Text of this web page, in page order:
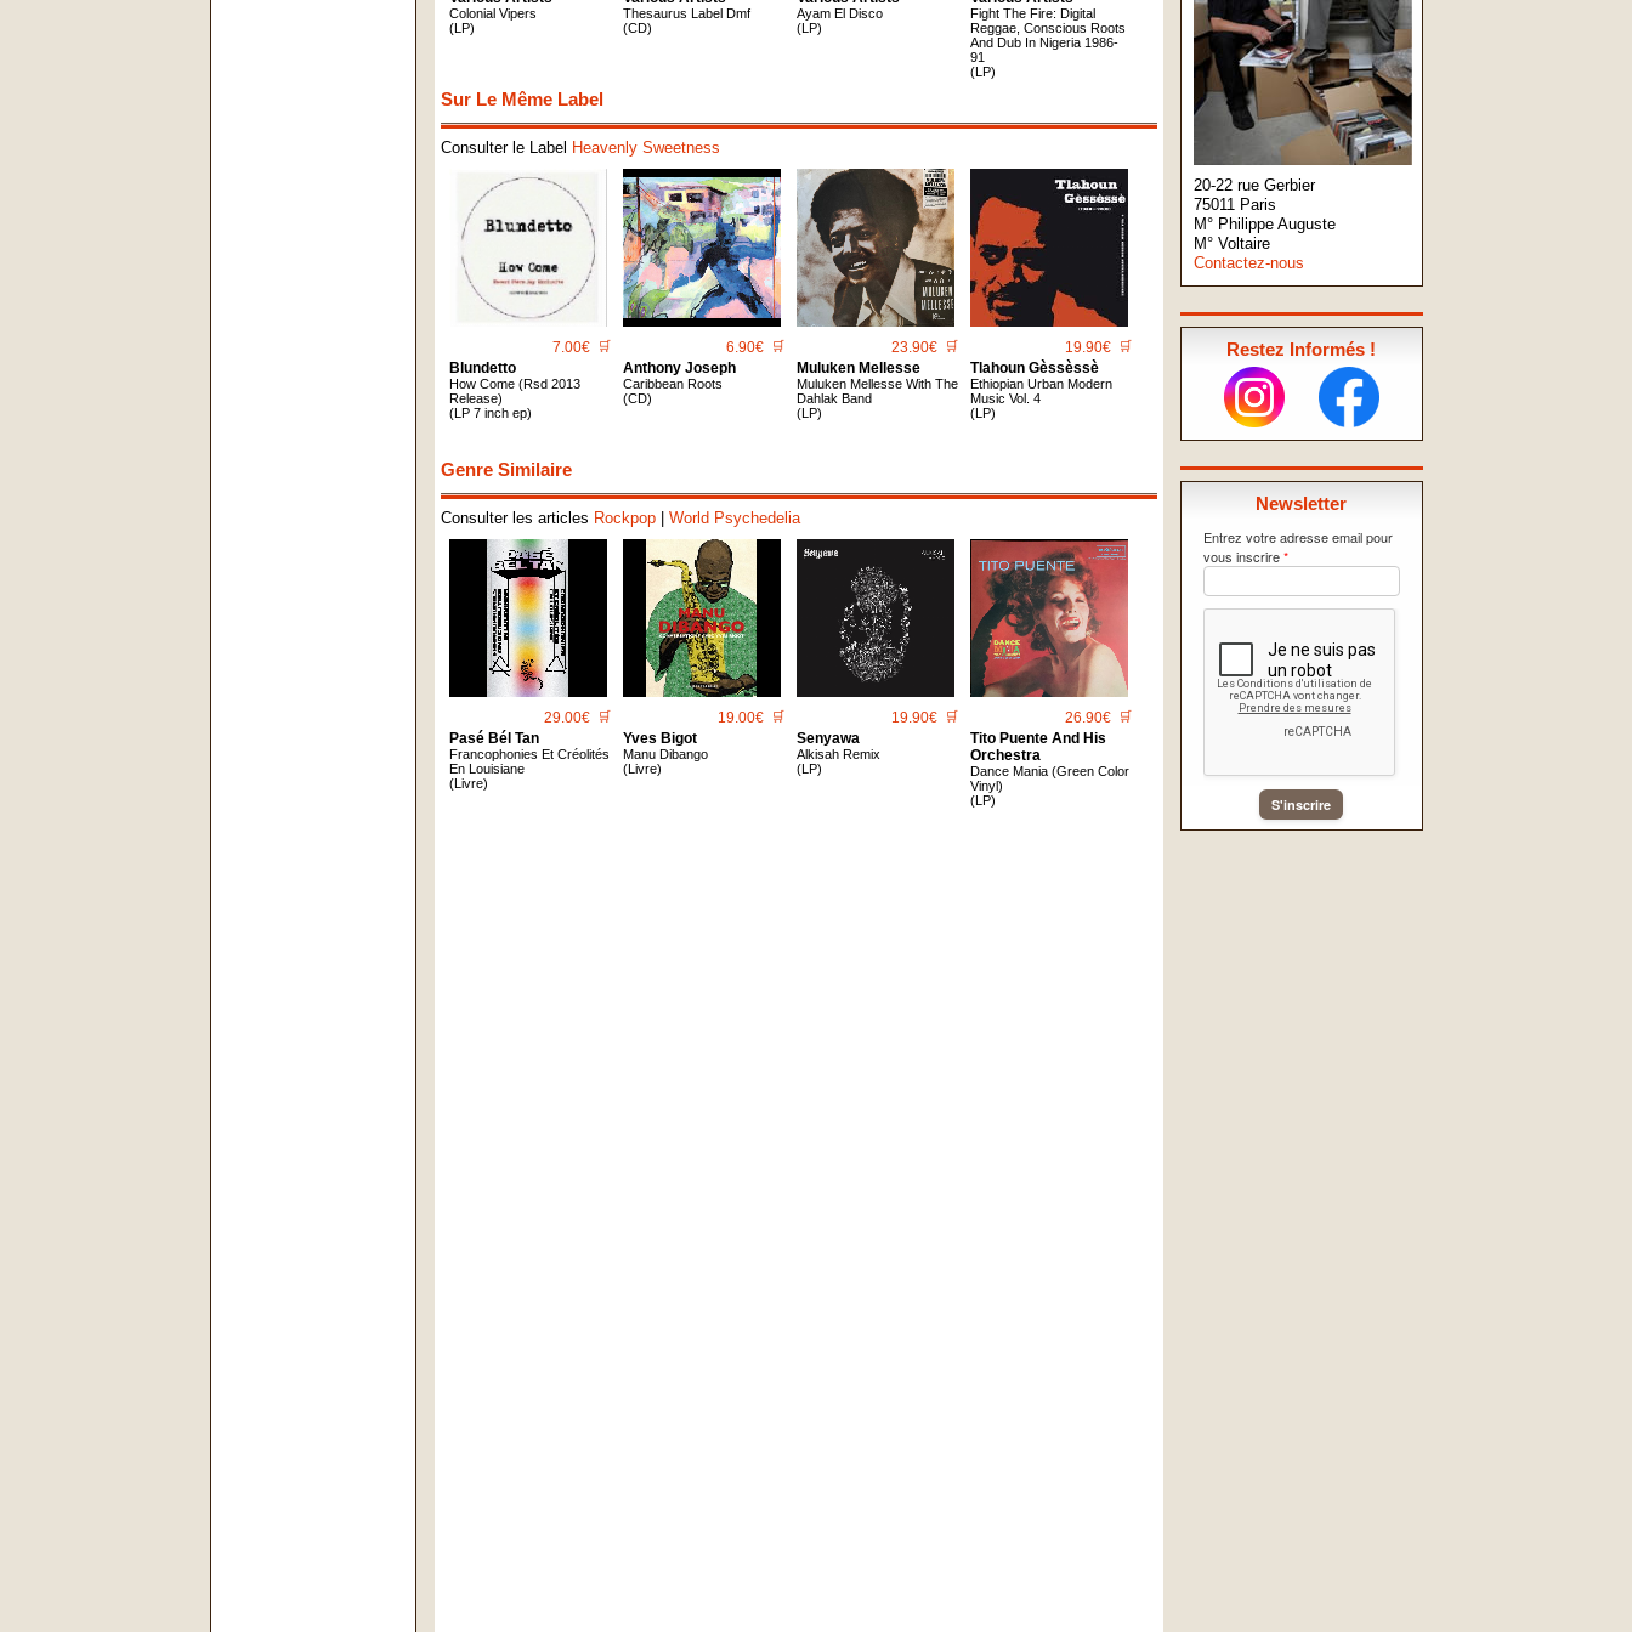
20-22 rue Gerbier
75011 Paris
M° Philippe Auguste
M° Voltaire
Contactez-nous
Restez Informés !
Newsletter
Entrez votre adresse email pour
vous inscrire*
S'inscrire
Colonial Vipers
(LP)
Thesaurus Label Dmf
(CD)
Ayam El Disco
(LP)
Fight The Fire: Digital
Reggae, Conscious Roots
And Dub In Nigeria 1986-
91
(LP)
Sur Le Même Label
Consulter le Label Heavenly Sweetness
7.00€ 🛒
Blundetto
How Come (Rsd 2013
Release)
(LP 7 inch ep)
6.90€ 🛒
Anthony Joseph
Caribbean Roots
(CD)
23.90€ 🛒
Muluken Mellesse
Muluken Mellesse With The
Dahlak Band
(LP)
19.90€ 🛒
Tlahoun Gèssèssè
Ethiopian Urban Modern
Music Vol. 4
(LP)
Genre Similaire
Consulter les articles Rockpop| World Psychedelia
29.00€ 🛒
Pasé Bél Tan
Francophonies Et Créolités
En Louisiane
(Livre)
19.00€ 🛒
Yves Bigot
Manu Dibango
(Livre)
19.90€ 🛒
Senyawa
Alkisah Remix
(LP)
26.90€ 🛒
Tito Puente And His
Orchestra
Dance Mania (Green Color
Vinyl)
(LP)